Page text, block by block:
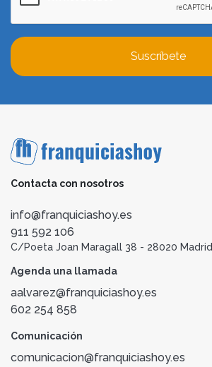
Suscríbete
Contacta con nosotros
info@franquiciashoy.es
911 592 106
C/Poeta Joan Maragall 38 - 28020 Madrid
Agenda una llamada
aalvarez@franquiciashoy.es
602 254 858
Comunicación
comunicacion@franquiciashoy.es